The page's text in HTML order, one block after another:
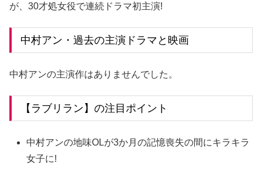
が、30才処女役で連続ドラマ初主演!
中村アン・過去の主演ドラマと映画
中村アンの主演作はありませんでした。
【ラブリラン】の注目ポイント
中村アンの地味OLが3か月の記憶喪失の間にキラキラ
女子に!